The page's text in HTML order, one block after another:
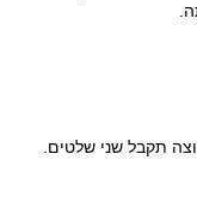
תקבל שני שלטים.